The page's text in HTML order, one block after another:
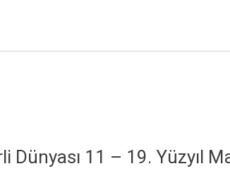
Dünyası 11 – 19. Yüzyıl